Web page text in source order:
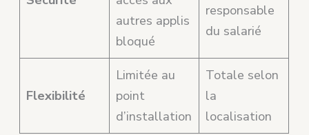
autres applis
bloqué
responsable
du salarié
Flexibilité
Limitée au
point
d’installation
Totale selon
la
localisation